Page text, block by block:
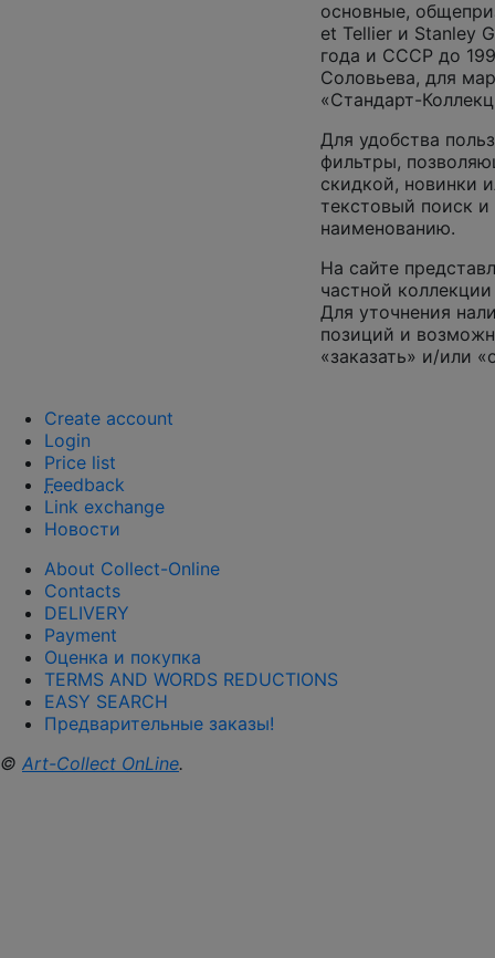
основные,
et Tellier и Stanley
года и СССР до
Соловьева, для
«Стандарт-
Для удобства
фильтры,
скидкой, новинки
текстовый поиск
наименованию.
На сайте
частной
Для уточнения
позиций и
«заказать» и/или
Create account
Login
Price list
Feedback
Link exchange
Новости
About Collect-Online
Contacts
DELIVERY
Payment
Оценка и покупка
TERMS AND WORDS REDUCTIONS
EASY SEARCH
Предварительные заказы!
© Art-Collect OnLine.